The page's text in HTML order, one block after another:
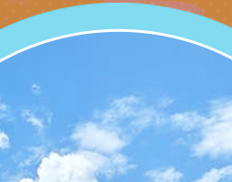
市115學年
國樂班鑑定
高雄師範大
國特殊教
會」暨徵稿
部檢送修正
影片連結一
部為強化社
宣導檢察官
馬祖新村眷